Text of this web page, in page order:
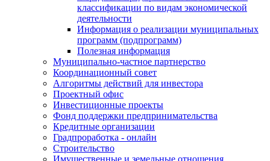
классификации по видам экономической
деятельности
Информация о реализации муниципальных
программ (подпрограмм)
Полезная информация
Муниципально-частное партнерство
Координационный совет
Алгоритмы действий для инвестора
Проектный офис
Инвестиционные проекты
Фонд поддержки предпринимательства
Кредитные организации
Градпроработка - онлайн
Строительство
Имущественные и земельные отношения